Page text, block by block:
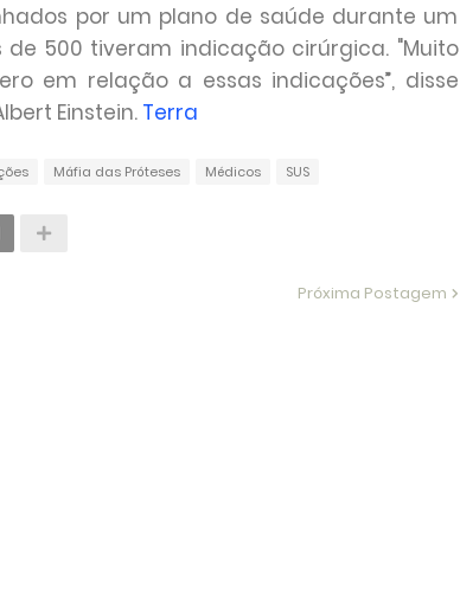
por um plano de saúde durante um
de 500 tiveram indicação cirúrgica. "Muito
em relação a essas indicações”, disse
Einstein. Terra
Máfia das Próteses Médicos SUS
Próxima Postagem